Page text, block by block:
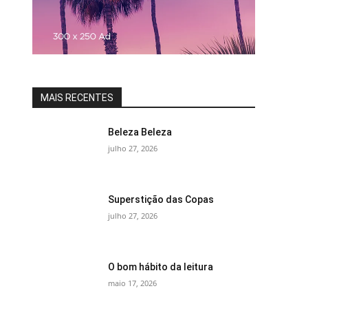
MAIS RECENTES
Beleza Beleza
julho 27, 2026
Superstição das Copas
julho 27, 2026
O bom hábito da leitura
maio 17, 2026